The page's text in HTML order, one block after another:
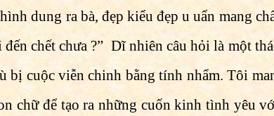
dung ra bà, đẹp kiểu đẹp u uẩn mang
chết chưa ?” Dĩ nhiên câu hỏi là một
bị cuộc viễn chinh bằng tính nhẩm. Tôi
chữ để tạo ra những cuốn kinh tình yêu